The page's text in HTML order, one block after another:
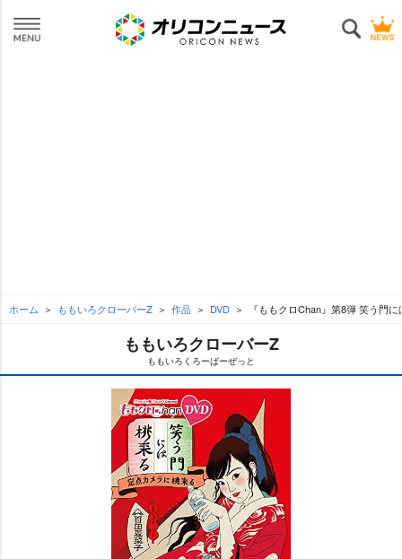
ホーム ももいろクローバーZ 作品 DVD 『ももクロChan』第8弾 笑う門
ももいろクローバーZ
ももいろくろーばーぜっと